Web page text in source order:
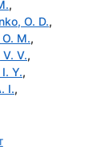
,
O. D.,
M.,
V.,
Y.,
I.,